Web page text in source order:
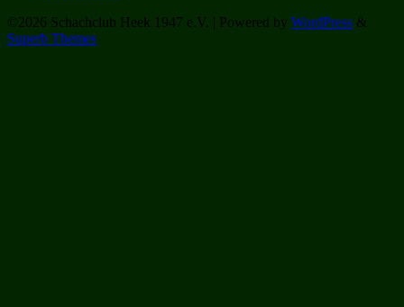
©2026 Schachclub Heek 1947 e.V. | Powered by WordPress &
Superb Themes